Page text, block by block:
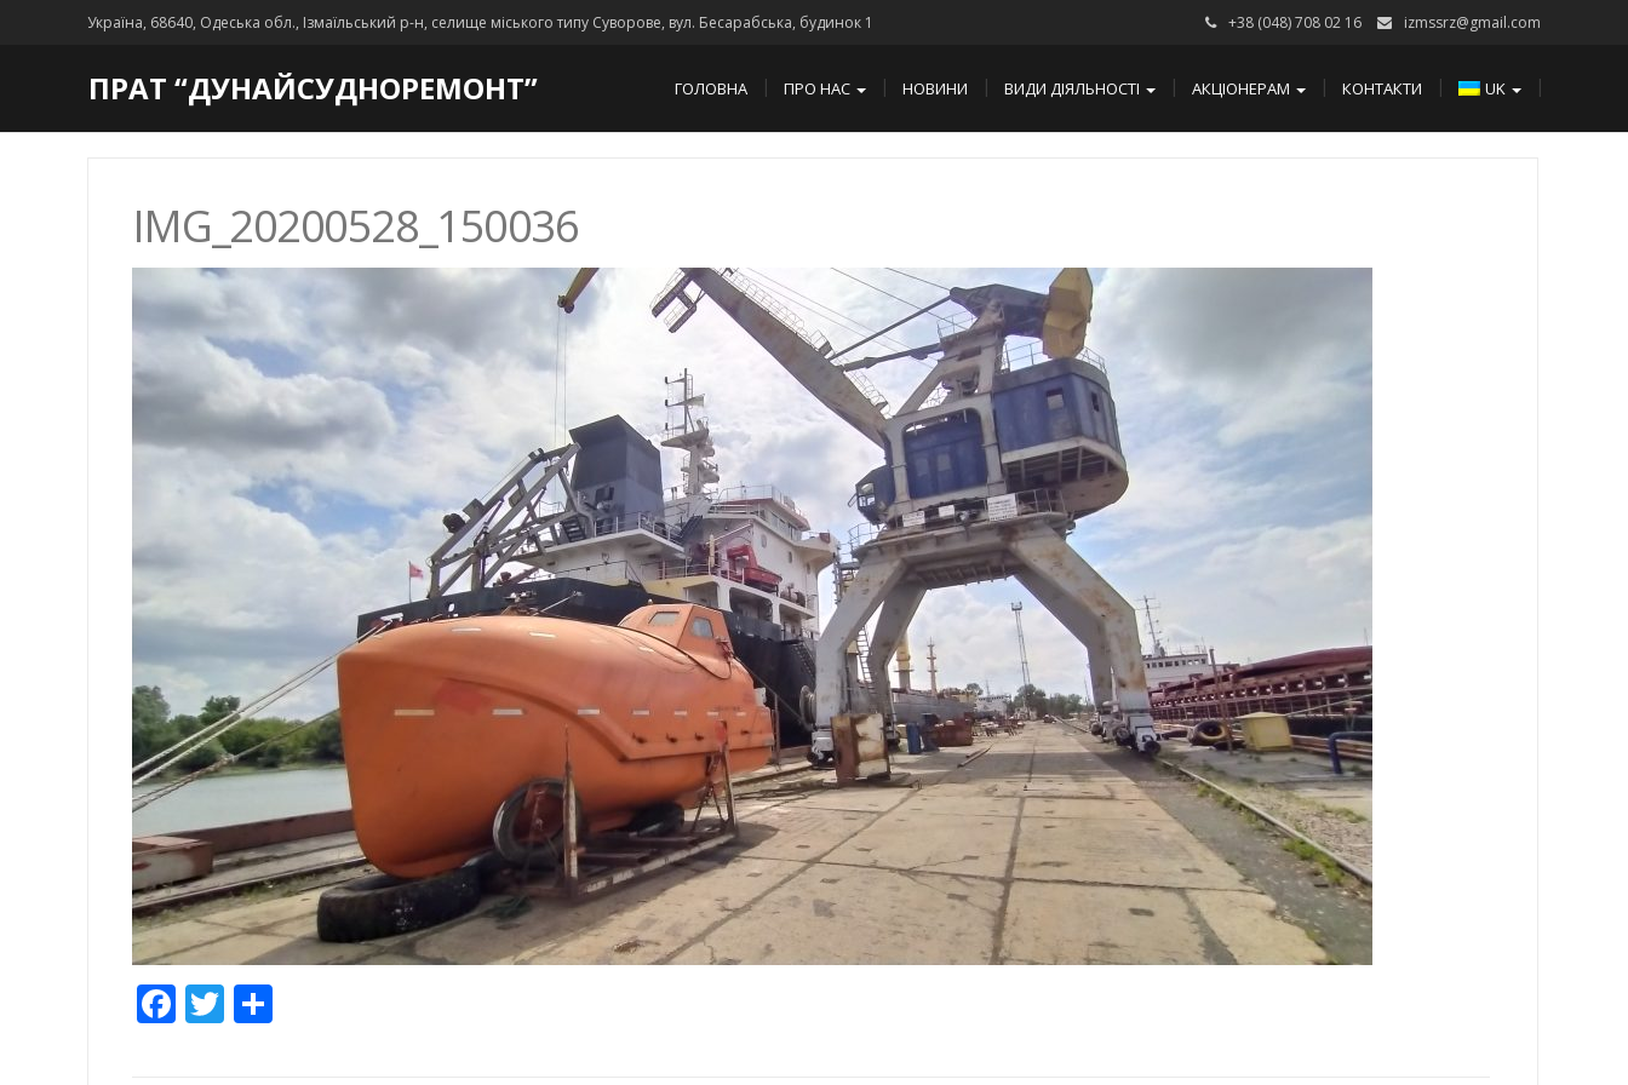
Україна, 68640, Одеська обл., Ізмаїльський р-н, селище міського типу Суворове, вул. Бесарабська, будинок 1 +38 (048) 708 02 16 izmssrz@gmail.com
ПРАТ “ДУНАЙСУДНОРЕМОНТ” ГОЛОВНА ПРО НАС НОВИНИ ВИДИ ДІЯЛЬНОСТІ АКЦІОНЕРАМ КОНТАКТИ UK
IMG_20200528_150036
Facebook
Twitter
Share